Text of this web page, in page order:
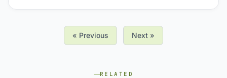
« Previous Next »
RELATED